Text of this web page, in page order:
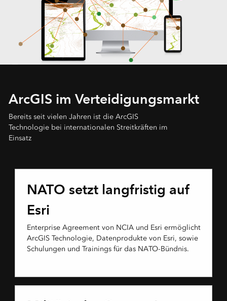
ArcGIS im Verteidigungsmarkt
Bereits seit vielen Jahren ist die ArcGIS
Technologie bei internationalen Streitkräften im
Einsatz
NATO setzt langfristig auf
Esri
Enterprise Agreement von NCIA und Esri ermöglicht
ArcGIS Technologie, Datenprodukte von Esri, sowie
Schulungen und Trainings für das NATO-Bündnis.